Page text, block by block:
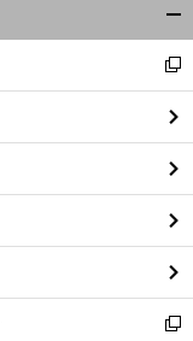
閉
る
新
し
い
ウ
ィ
ン
ド
ウ
で
開
く
新